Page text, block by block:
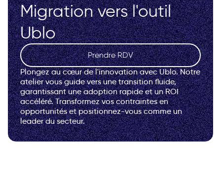
Migration vers l'outil
Ublo
Prendre RDV
Plongez au cœur de l'innovation avec Ublo. Notre
atelier vous guide vers une transition fluide,
garantissant une adoption rapide et un ROI
accéléré. Transformez vos contraintes en
opportunités et positionnez-vous comme un
leader du secteur.